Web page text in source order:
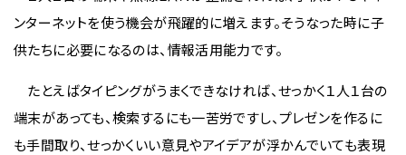
ンターネットを使う機会が飛躍的に増えます。そうなった時に子
供たちに必要になるのは、情報活用能力です。
たとえばタイピングがうまくできなければ、せっかく１人１台の
端末があっても、検索するにも一苦労ですし、プレゼンを作るに
も手間取り、せっかくいい意見やアイデアが浮かんでいても表現